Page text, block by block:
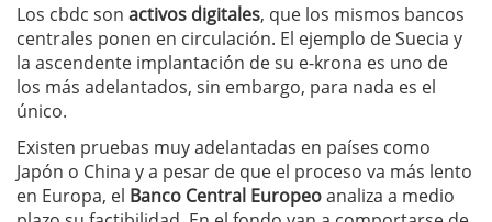
Los cbdc son activos digitales, que los mismos bancos
centrales ponen en circulación. El ejemplo de Suecia y
la ascendente implantación de su e-krona es uno de
los más adelantados, sin embargo, para nada es el
único.
Existen pruebas muy adelantadas en países como
Japón o China y a pesar de que el proceso va más lento
en Europa, el Banco Central Europeoanaliza a medio